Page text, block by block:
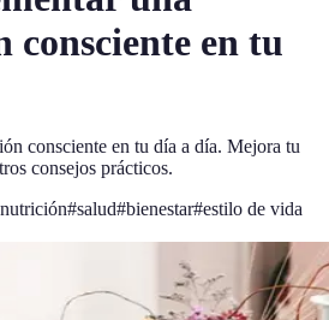
consciente en tu
consciente en tu día a día. Mejora tu
consejos prácticos.
nutrición#salud#bienestar#estilo de vida